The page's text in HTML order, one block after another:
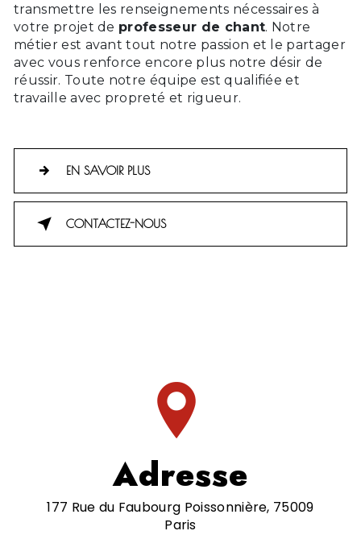
transmettre les renseignements nécessaires à
votre projet de professeur de chant. Notre
métier est avant tout notre passion et le partager
avec vous renforce encore plus notre désir de
réussir. Toute notre équipe est qualifiée et
travaille avec propreté et rigueur.
EN SAVOIR PLUS
CONTACTEZ-NOUS
Adresse
177 Rue du Faubourg Poissonnière, 75009
Paris